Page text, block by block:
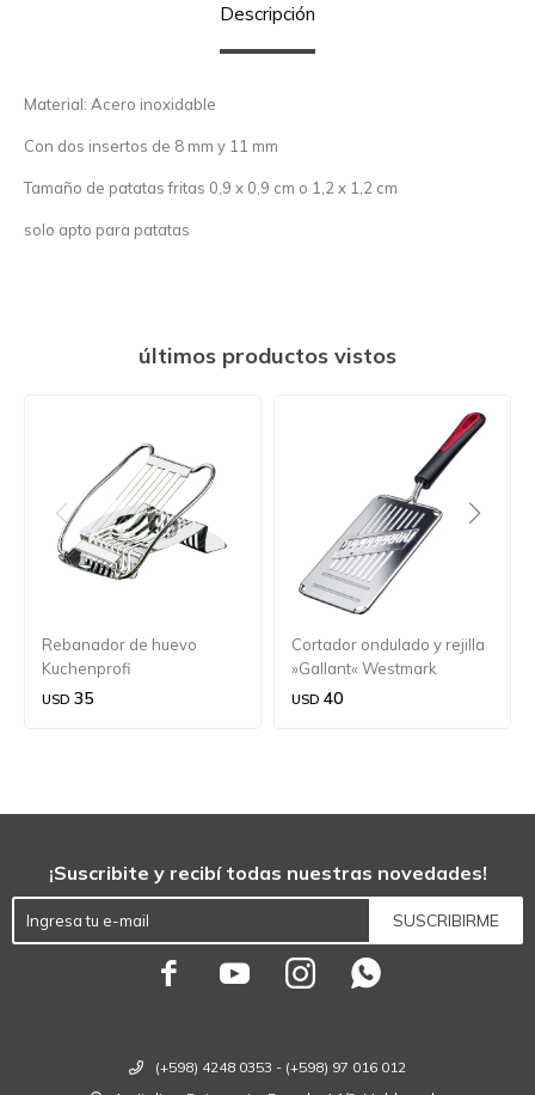
Descripción
Material: Acero inoxidable
Con dos insertos de 8 mm y 11 mm
Tamaño de patatas fritas 0,9 x 0,9 cm o 1,2 x 1,2 cm
solo apto para patatas
últimos productos vistos
Rebanador de huevo
Kuchenprofi
USD 35
Cortador ondulado y rejilla
»Gallant« Westmark
USD 40
(+598) 4248 0353 - (+598) 97 016 012
¡Suscribite y recibí todas nuestras novedades!
SUSCRIBIRME
   